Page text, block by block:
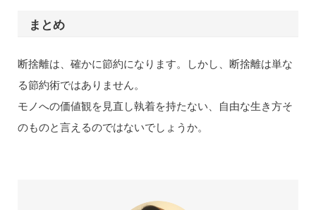
まとめ
断捨離は、確かに節約になります。しかし、断捨離は単な
る節約術ではありません。
モノへの価値観を見直し執着を持たない、自由な生き方そ
のものと言えるのではないでしょうか。